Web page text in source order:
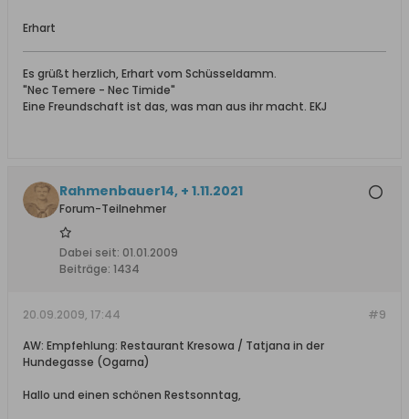
Erhart
Es grüßt herzlich, Erhart vom Schüsseldamm.
"Nec Temere - Nec Timide"
Eine Freundschaft ist das, was man aus ihr macht. EKJ
Rahmenbauer14, + 1.11.2021
Forum-Teilnehmer
Dabei seit: 01.01.2009
Beiträge: 1434
#9
20.09.2009, 17:44
AW: Empfehlung: Restaurant Kresowa / Tatjana in der
Hundegasse (Ogarna)
Hallo und einen schönen Restsonntag,